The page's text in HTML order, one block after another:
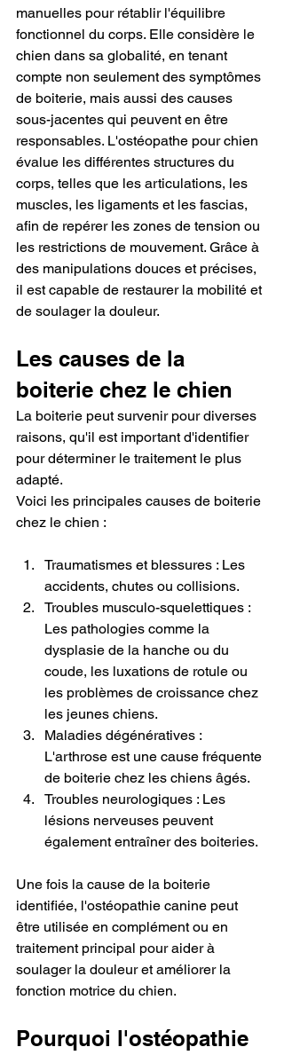
manuelles pour rétablir l'équilibre
fonctionnel du corps. Elle considère le
chien dans sa globalité, en tenant
compte non seulement des symptômes
de boiterie, mais aussi des causes
sous-jacentes qui peuvent en être
responsables. L'ostéopathe pour chien
évalue les différentes structures du
corps, telles que les articulations, les
muscles, les ligaments et les fascias,
afin de repérer les zones de tension ou
les restrictions de mouvement. Grâce à
des manipulations douces et précises,
il est capable de restaurer la mobilité et
de soulager la douleur.
Les causes de la
boiterie chez le chien
La boiterie peut survenir pour diverses
raisons, qu'il est important d'identifier
pour déterminer le traitement le plus
adapté.
Voici les principales causes de boiterie
chez le chien :
Traumatismes et blessures : Les
accidents, chutes ou collisions.
Troubles musculo-squelettiques :
Les pathologies comme la
dysplasie de la hanche ou du
coude, les luxations de rotule ou
les problèmes de croissance chez
les jeunes chiens.
Maladies dégénératives :
L'arthrose est une cause fréquente
de boiterie chez les chiens âgés.
Troubles neurologiques : Les
lésions nerveuses peuvent
également entraîner des boiteries.
Une fois la cause de la boiterie
identifiée, l'ostéopathie canine peut
être utilisée en complément ou en
traitement principal pour aider à
soulager la douleur et améliorer la
fonction motrice du chien.
Pourquoi l'ostéopathie